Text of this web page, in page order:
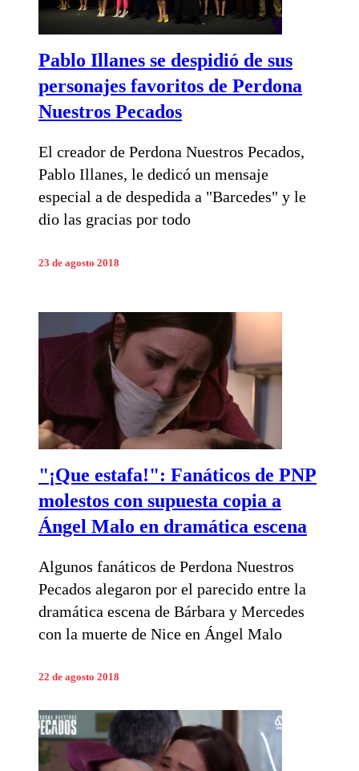
Pablo Illanes se despidió de sus
personajes favoritos de Perdona
Nuestros Pecados
El creador de Perdona Nuestros Pecados,
Pablo Illanes, le dedicó un mensaje
especial a de despedida a "Barcedes" y le
dio las gracias por todo
23 de agosto 2018
"¡Que estafa!": Fanáticos de PNP
molestos con supuesta copia a
Ángel Malo en dramática escena
Algunos fanáticos de Perdona Nuestros
Pecados alegaron por el parecido entre la
dramática escena de Bárbara y Mercedes
con la muerte de Nice en Ángel Malo
22 de agosto 2018